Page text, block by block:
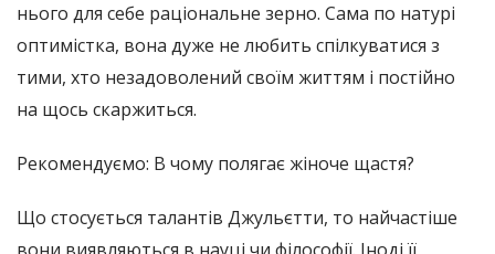
нього для себе раціональне зерно. Сама по натурі
оптимістка, вона дуже не любить спілкуватися з
тими, хто незадоволений своїм життям і постійно
на щось скаржиться.
Рекомендуємо: В чому полягає жіноче щастя?
Що стосується талантів Джульєтти, то найчастіше